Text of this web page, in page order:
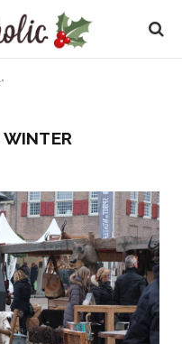
WINTER